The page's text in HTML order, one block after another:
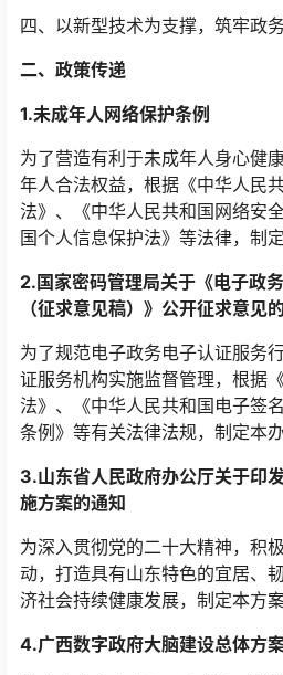
四、以新型技术为支撑，筑牢政
二、政策传递
1.未成年人网络保护条例
为了营造有利于未成年人身心健
年人合法权益，根据《中华人民
法》、《中华人民共和国网络安
国个人信息保护法》等法律，制定
2.国家密码管理局关于《电子政
（征求意见稿）》公开征求意见
为了规范电子政务电子认证服务
证服务机构实施监督管理，根据
法》、《中华人民共和国电子签
条例》等有关法律法规，制定本办
3.山东省人民政府办公厅关于印
施方案的通知
为深入贯彻党的二十大精神，积
动，打造具有山东特色的宜居、
济社会持续健康发展，制定本方案
4.广西数字政府大脑建设总体方